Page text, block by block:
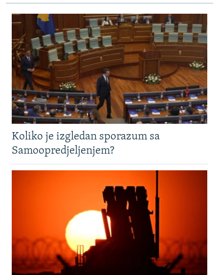
TV LIBERTY
POST SCRIPTUM
MOJA EVROPA
TRI DECENIJE OD RATA U BIH
SVE KARTE DEJTONA
NASTANAK I RASPAD JUGOSLAVIJE
Sve RFE/RL stranice
Koliko je izgledan sporazum sa
Samoopredjeljenjem?